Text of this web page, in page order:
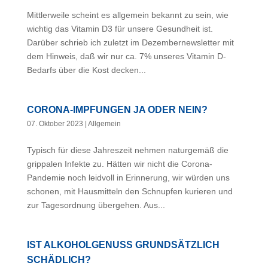
Mittlerweile scheint es allgemein bekannt zu sein, wie
wichtig das Vitamin D3 für unsere Gesundheit ist.
Darüber schrieb ich zuletzt im Dezembernewsletter mit
dem Hinweis, daß wir nur ca. 7% unseres Vitamin D-
Bedarfs über die Kost decken...
CORONA-IMPFUNGEN JA ODER NEIN?
07. Oktober 2023 Allgemein
Typisch für diese Jahreszeit nehmen naturgemäß die
grippalen Infekte zu. Hätten wir nicht die Corona-
Pandemie noch leidvoll in Erinnerung, wir würden uns
schonen, mit Hausmitteln den Schnupfen kurieren und
zur Tagesordnung übergehen. Aus...
IST ALKOHOLGENUSS GRUNDSÄTZLICH S
CHÄDLICH?